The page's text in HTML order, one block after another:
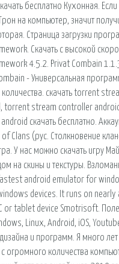
бесплатно Кухонная.
на компьютер, значит
Страница загрузки
Скачать с высокой
4.5.2. Privat Combain
- Универсальная
скачать torrent
torrent stream controller
скачать бесплатно.
of Сlans (рус. Столкновение
У нас можно скачать игру
на скины и текстуры.
android emulator for
devices. It runs on nearly
or tablet device Smotrisoft.
Linux, Android, iOS,
и программ. Я много лет
огромного количества